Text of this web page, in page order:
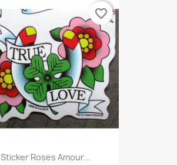
Sticker Roses Amour...
favorite_border